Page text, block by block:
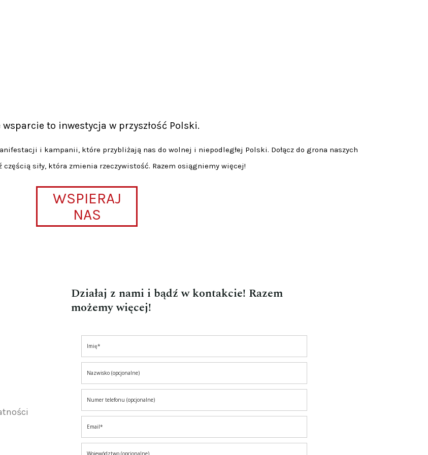
wsparcie to inwestycja w przyszłość Polski.
i kampanii, które przybliżają nas do wolnej i niepodległej Polski. Dołącz do grona naszych
siły, która zmienia rzeczywistość. Razem osiągniemy więcej!
WSPIERAJ
NAS
Działaj z nami i bądź w kontakcie! Razem
możemy więcej!